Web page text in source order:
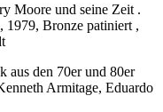
Moore und seine Zeit .
1979, Bronze patiniert ,
aus den 70er und 80er
Armitage, Eduardo